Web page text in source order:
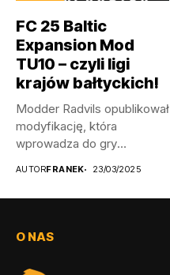
FC 25 Baltic
Expansion Mod
TU10 – czyli ligi
krajów bałtyckich!
Modder Radvils opublikował
modyfikację, która
wprowadza do gry
AUTORFRANEK 23/03/2025
O NAS